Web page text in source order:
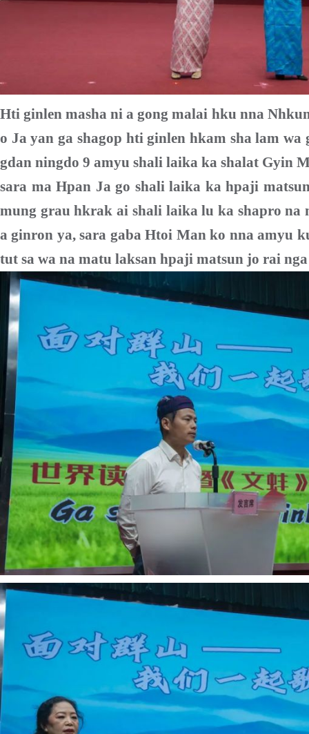
Hti ginlen mashania gong malai hku nna
o Ja yan ga shagop hti ginlen hkam sha lam
gdan ningdo 9 amyu shali laika ka shalat Gyin
sara ma Hpan Ja go shali laika ka hpaji
mung grau hkrak ai shali laika lu ka shapro na
a ginron ya, sara gaba Htoi Manko nna amyu
tut sa wa na matu laksan hpaji matsun jo rai